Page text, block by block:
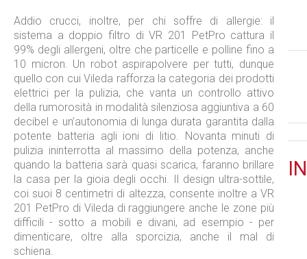
Addio crucci, inoltre, per chi soffre di allergie: il
sistema a doppio filtro di VR 201 PetPro cattura il
99% degli allergeni, oltre che particelle e polline fino a
10 micron. Un robot aspirapolvere per tutti, dunque
quello con cui Vileda rafforza la categoria dei prodotti
elettrici per la pulizia, che vanta un controllo attivo
della rumorosità in modalità silenziosa aggiuntiva a 60
decibel e un’autonomia di lunga durata garantita dalla
potente batteria agli ioni di litio. Novanta minuti di
pulizia ininterrotta al massimo della potenza, anche
quando la batteria sarà quasi scarica, faranno brillare
la casa per la gioia degli occhi. Il design ultra-sottile,
coi suoi 8 centimetri di altezza, consente inoltre a VR
201 PetPro di Vileda di raggiungere anche le zone più
difficili - sotto a mobili e divani, ad esempio - per
dimenticare, oltre alla sporcizia, anche il mal di
schiena.
IN